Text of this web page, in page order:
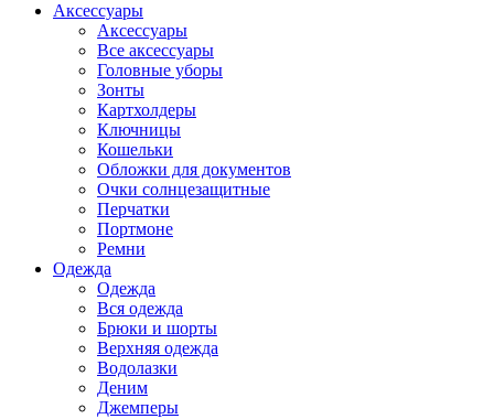
Аксессуары
Аксессуары
Все аксессуары
Головные уборы
Зонты
Картхолдеры
Ключницы
Кошельки
Обложки для документов
Очки солнцезащитные
Перчатки
Портмоне
Ремни
Одежда
Одежда
Вся одежда
Брюки и шорты
Верхняя одежда
Водолазки
Деним
Джемперы